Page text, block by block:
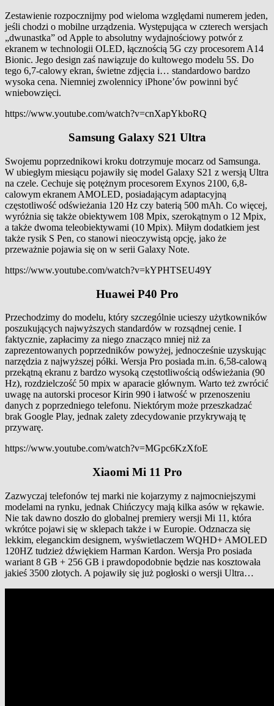
Zestawienie rozpocznijmy pod wieloma względami numerem jeden,
jeśli chodzi o mobilne urządzenia. Występująca w czterech wersjach
„dwunastka” od Apple to absolutny wydajnościowy potwór z
ekranem w technologii OLED, łącznością 5G czy procesorem A14
Bionic. Jego design zaś nawiązuje do kultowego modelu 5S. Do
tego 6,7-calowy ekran, świetne zdjęcia i… standardowo bardzo
wysoka cena. Niemniej zwolennicy iPhone’ów powinni być
wniebowzięci.
https://www.youtube.com/watch?v=cnXapYkboRQ
Samsung Galaxy S21 Ultra
Swojemu poprzednikowi kroku dotrzymuje mocarz od Samsunga.
W ubiegłym miesiącu pojawiły się model Galaxy S21 z wersją Ultra
na czele. Cechuje się potężnym procesorem Exynos 2100, 6,8-
calowym ekranem AMOLED, posiadającym adaptacyjną
częstotliwość odświeżania 120 Hz czy baterią 500 mAh. Co więcej,
wyróżnia się także obiektywem 108 Mpix, szerokątnym o 12 Mpix,
a także dwoma teleobiektywami (10 Mpix). Miłym dodatkiem jest
także rysik S Pen, co stanowi nieoczywistą opcję, jako że
przeważnie pojawia się on w serii Galaxy Note.
https://www.youtube.com/watch?v=kYPHTSEU49Y
Huawei P40 Pro
Przechodzimy do modelu, który szczególnie ucieszy użytkowników
poszukujących najwyższych standardów w rozsądnej cenie. I
faktycznie, zapłacimy za niego znacząco mniej niż za
zaprezentowanych poprzedników powyżej, jednocześnie uzyskując
narzędzia z najwyższej półki. Wersja Pro posiada m.in. 6,58-calową
przekątną ekranu z bardzo wysoką częstotliwością odświeżania (90
Hz), rozdzielczość 50 mpix w aparacie głównym. Warto też zwrócić
uwagę na autorski procesor Kirin 990 i łatwość w przenoszeniu
danych z poprzedniego telefonu. Niektórym może przeszkadzać
brak Google Play, jednak zalety zdecydowanie przykrywają tę
przywarę.
https://www.youtube.com/watch?v=MGpc6KzXfoE
Xiaomi Mi 11 Pro
Zazwyczaj telefonów tej marki nie kojarzymy z najmocniejszymi
modelami na rynku, jednak Chińczycy mają kilka asów w rękawie.
Nie tak dawno doszło do globalnej premiery wersji Mi 11, która
wkrótce pojawi się w sklepach także i w Europie. Odznacza się
lekkim, eleganckim designem, wyświetlaczem WQHD+ AMOLED
120HZ tudzież dźwiękiem Harman Kardon. Wersja Pro posiada
wariant 8 GB + 256 GB i prawdopodobnie będzie nas kosztowała
jakieś 3500 złotych. A pojawiły się już pogłoski o wersji Ultra…